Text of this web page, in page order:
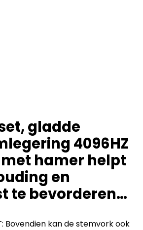
gladde
4096HZ
hamer helpt
en
te bevorderen…
Bovendien kan de stemvork ook